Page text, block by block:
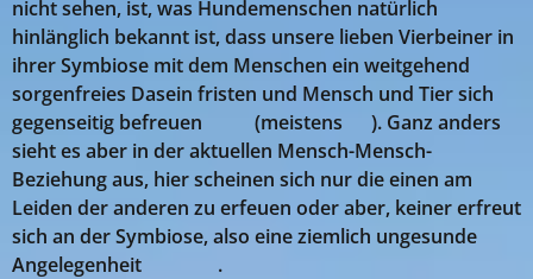
nicht sehen, ist, was Hundemenschen natürlich
hinlänglich bekannt ist, dass unsere lieben Vierbeiner in
ihrer Symbiose mit dem Menschen ein weitgehend
sorgenfreies Dasein fristen und Mensch und Tier sich
gegenseitig befreuen 🙂💝(meistens 😉). Ganz anders
sieht es aber in der aktuellen Mensch-Mensch-
Beziehung aus, hier scheinen sich nur die einen am
Leiden der anderen zu erfeuen oder aber, keiner erfreut
sich an der Symbiose, also eine ziemlich ungesunde
Angelegenheit 😓🤢😫.